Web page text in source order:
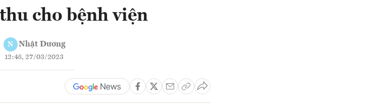
cho bệnh viện
N Nhật Dương
12:48, 27/03/2023